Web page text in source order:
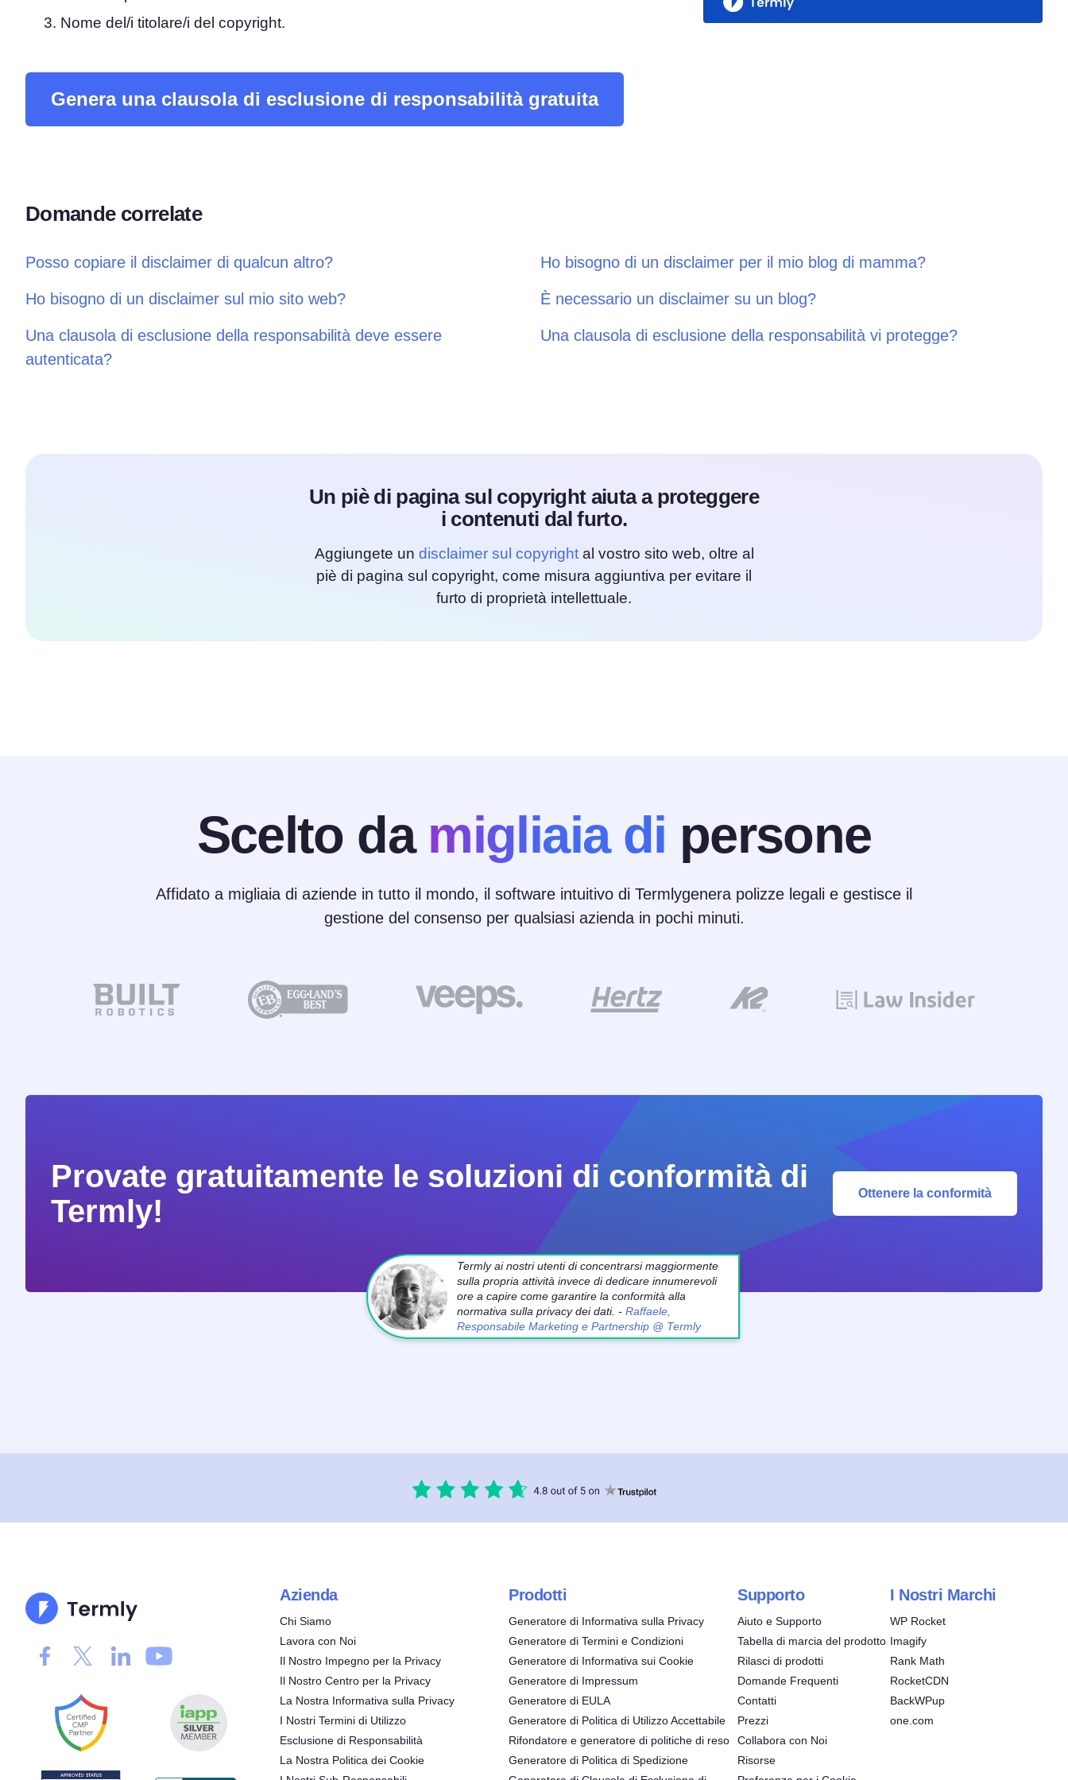
cookie
Scanner dei Cookie Generatore di banner per cookie
Crea un banner per i cookie conforme
Nome del/i titolare/i del copyright.
Genera una clausola di esclusione di responsabilità gratuita
Domande correlate
Posso copiare il disclaimer di qualcun altro? Ho bisogno di un disclaimer per il mio blog di mamma?
Ho bisogno di un disclaimer sul mio sito web? È necessario un disclaimer su un blog?
Una clausola di esclusione della responsabilità deve essere
autenticata?
Una clausola di esclusione della responsabilità vi protegge?
Un piè di pagina sul copyright aiuta a proteggere
i contenuti dal furto.
Aggiungete un disclaimer sul copyrightal vostro sito web, oltre al
piè di pagina sul copyright, come misura aggiuntiva per evitare il
furto di proprietà intellettuale.
Scelto da migliaia di persone
Affidato a migliaia di aziende in tutto il mondo, il software intuitivo di Termlygenera polizze legali e gestisce il
gestione del consenso per qualsiasi azienda in pochi minuti.
Provate gratuitamente le soluzioni di conformità di
Termly!
Ottenere la conformità
Termly ai nostri utenti di concentrarsi maggiormente
sulla propria attività invece di dedicare innumerevoli
ore a capire come garantire la conformità alla
normativa sulla privacy dei dati. - Raffaele,
Responsabile Marketing e Partnership @ Termly
Azienda
Chi Siamo
Lavora con Noi
Il Nostro Impegno per la Privacy
Il Nostro Centro per la Privacy
La Nostra Informativa sulla Privacy
I Nostri Termini di Utilizzo
Esclusione di Responsabilità
La Nostra Politica dei Cookie
Prodotti
Generatore di Informativa sulla Privacy
Generatore di Termini e Condizioni
Generatore di Informativa sui Cookie
Generatore di Impressum
Generatore di EULA
Generatore di Politica di Utilizzo Accettabile
Rifondatore e generatore di politiche di reso
Generatore di Politica di Spedizione
Supporto
Aiuto e Supporto
Tabella di marcia del prodotto
Rilasci di prodotti
Domande Frequenti
Contatti
Prezzi
Collabora con Noi
Risorse
I Nostri Marchi
WP Rocket
Imagify
Rank Math
RocketCDN
BackWPup
one.com